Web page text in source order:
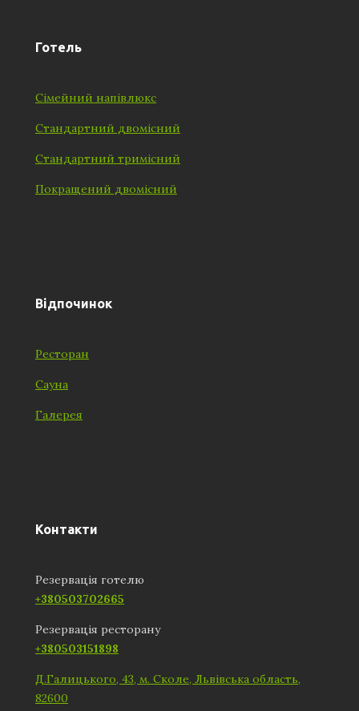
Готель
Сімейний напівлюкс
Стандартний двомісний
Стандартний тримісний
Покращений двомісний
Відпочинок
Ресторан
Сауна
Галерея
Контакти
Резервація готелю
+380503702665
Резервація ресторану
+380503151898
Д.Галицького, 43, м. Сколе, Львівська область,
82600